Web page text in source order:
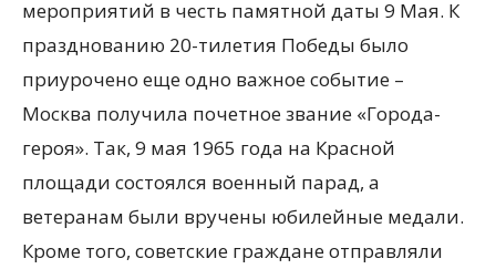
мероприятий в честь памятной даты 9 Мая. К
празднованию 20-тилетия Победы было
приурочено еще одно важное событие –
Москва получила почетное звание «Города-
героя». Так, 9 мая 1965 года на Красной
площади состоялся военный парад, а
ветеранам были вручены юбилейные медали.
Кроме того, советские граждане отправляли